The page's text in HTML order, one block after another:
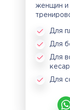
женщин и
Для
Для
Для
Для